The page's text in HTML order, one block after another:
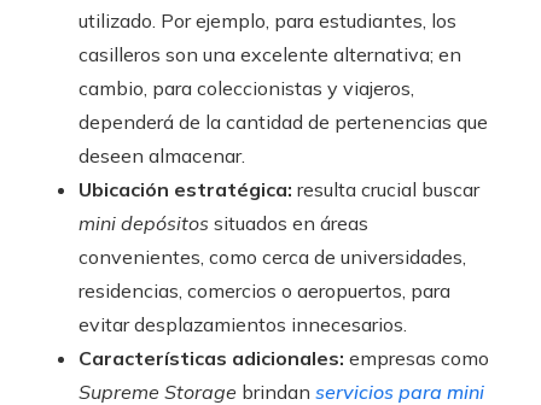
utilizado. Por ejemplo, para estudiantes, los
casilleros son una excelente alternativa; en
cambio, para coleccionistas y viajeros,
dependerá de la cantidad de pertenencias que
deseen almacenar.
Ubicación estratégica: resulta crucial buscar
mini depósitos situados en áreas
convenientes, como cerca de universidades,
residencias, comercios o aeropuertos, para
evitar desplazamientos innecesarios.
Características adicionales: empresas como
Supreme Storage brindan servicios para mini